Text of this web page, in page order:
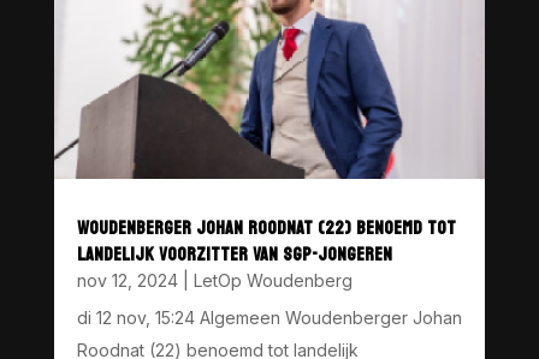
WOUDENBERGER JOHAN ROODNAT (22) BENOEMD TOT
LANDELIJK VOORZITTER VAN SGP-JONGEREN
nov 12, 2024| LetOp Woudenberg
di 12 nov, 15:24 Algemeen Woudenberger Johan
Roodnat (22) benoemd tot landelijk